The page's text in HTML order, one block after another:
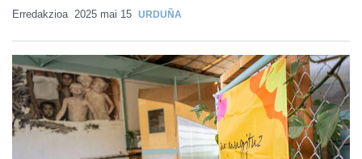
Erredakzioa 2025 mai 15 URDUÑA